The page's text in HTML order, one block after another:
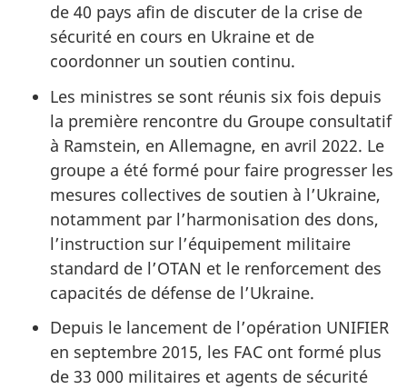
de 40 pays afin de discuter de la crise de
sécurité en cours en Ukraine et de
coordonner un soutien continu.
Les ministres se sont réunis six fois depuis
la première rencontre du Groupe consultatif
à Ramstein, en Allemagne, en avril 2022. Le
groupe a été formé pour faire progresser les
mesures collectives de soutien à l’Ukraine,
notamment par l’harmonisation des dons,
l’instruction sur l’équipement militaire
standard de l’OTAN et le renforcement des
capacités de défense de l’Ukraine.
Depuis le lancement de l’opération UNIFIER
en septembre 2015, les FAC ont formé plus
de 33 000 militaires et agents de sécurité